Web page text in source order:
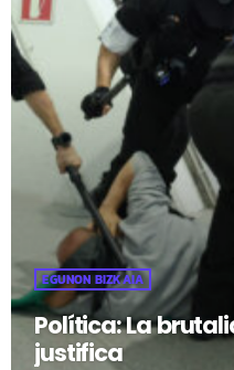
EGUNON BIZKAIA
Política: La
justifica